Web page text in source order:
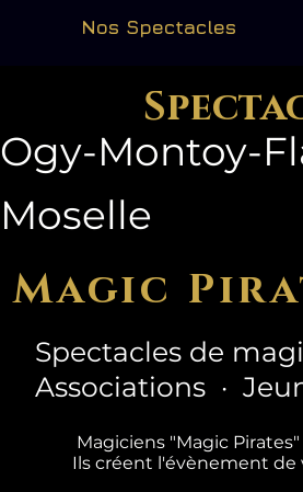
Nos Spectacles
Ogy-Montoy-
Moselle
Magic
Spectacles de
Associations ·
Magiciens "Magic
Ils créent l'évènement de